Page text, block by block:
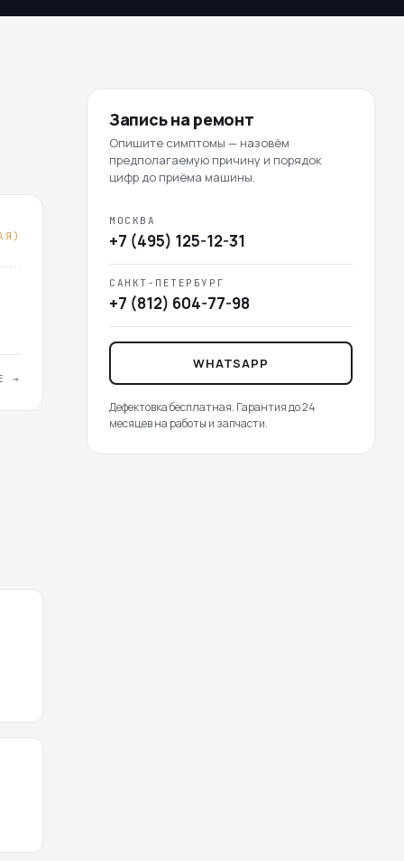
→
Запись на ремонт
Опишите симптомы — назовём
предполагаемую причину и порядок
цифр до приёма машины.
МОСКВА
+7 (495) 125-12-31
САНКТ-ПЕТЕРБУРГ
+7 (812) 604-77-98
WHATSAPP
Дефектовка бесплатная. Гарантия до 24
месяцев на работы и запчасти.